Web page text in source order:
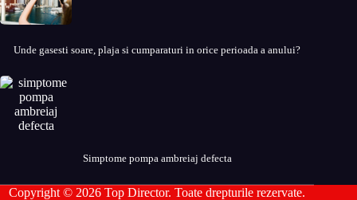
Unde gasesti soare, plaja si cumparaturi in orice perioada a anului?
Simptome pompa ambreiaj defecta
Copyright © 2026 Top Director. Toate drepturile rezervate.